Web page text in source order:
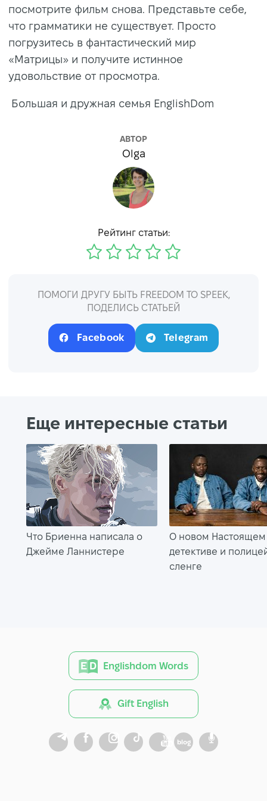
посмотрите фильм снова. Представьте себе,
что грамматики не существует. Просто
погрузитесь в фантастический мир
«Матрицы» и получите истинное
удовольствие от просмотра.
Большая и дружная семья EnglishDom
АВТОР
Olga
Рейтинг статьи:
ПОМОГИ ДРУГУ БЫТЬ FREEDOM TO SPEEK,
ПОДЕЛИСЬ СТАТЬЕЙ
Facebook Telegram
Еще интересные статьи
Что Бриенна написала о
Джейме Ланнистере
О новом Настоящем
детективе и
сленге
Englishdom Words
Gift English
blog